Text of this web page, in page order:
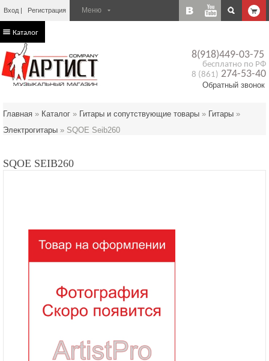
Вход Регистрация
8(918)449-03-75
бесплатно по РФ
8 (861) 274-53-40
Обратный звонок
Каталог
Главная » Каталог » Гитары и сопутствующие товары » Гитары »
Электрогитары » SQOE Seib260
SQOE SEIB260